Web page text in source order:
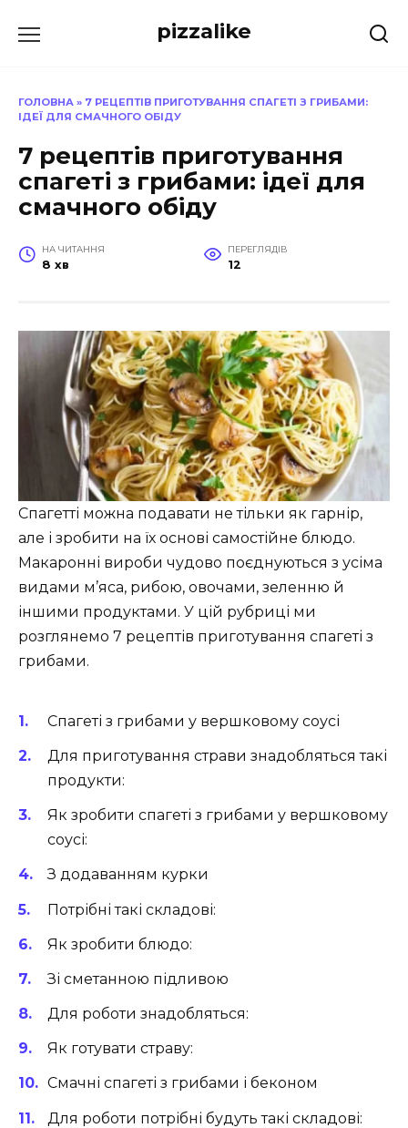
до
pizzalike
ГОЛОВНА » 7 РЕЦЕПТІВ ПРИГОТУВАННЯ СПАГЕТІ З ГРИБАМИ:
ІДЕЇ ДЛЯ СМАЧНОГО ОБІДУ
7 рецептів приготування
спагеті з грибами: ідеї для
смачного обіду
НА ЧИТАННЯ
8 хв
ПЕРЕГЛЯДІВ
12
Спагетті можна подавати не тільки як гарнір,
але і зробити на їх основі самостійне блюдо.
Макаронні вироби чудово поєднуються з усіма
видами м’яса, рибою, овочами, зеленню й
іншими продуктами. У цій рубриці ми
розглянемо 7 рецептів приготування спагеті з
грибами.
Спагеті з грибами у вершковому соусі
Для приготування страви знадобляться такі
продукти:
Як зробити спагеті з грибами у вершковому
соусі:
З додаванням курки
Потрібні такі складові:
Як зробити блюдо:
Зі сметанною підливою
Для роботи знадобляться:
Як готувати страву:
Смачні спагеті з грибами і беконом
Для роботи потрібні будуть такі складові: